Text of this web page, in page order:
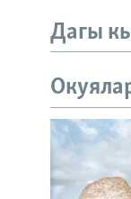
Дагы